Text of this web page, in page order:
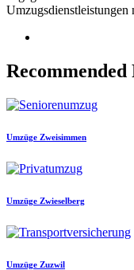
Recommended
Umzüge Zweisimmen
Umzüge Zwieselberg
Umzüge Zuzwil